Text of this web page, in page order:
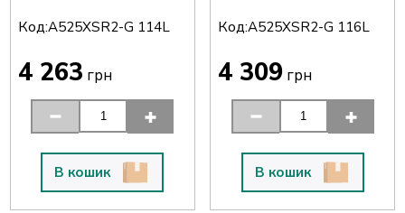
Код:A525XSR2-G 114L
4 263 грн
В кошик
Код:A525XSR2-G 116L
4 309 грн
В кошик